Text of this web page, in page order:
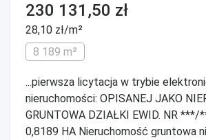
230 131,50 zł
28,10 zł/m²
8 189 m²
...pierwsza licytacja w trybie
nieruchomości: OPISANEJ JAKO
GRUNTOWA DZIAŁKI EWID. NR ***/
0,8189 HA Nieruchomość gruntowa